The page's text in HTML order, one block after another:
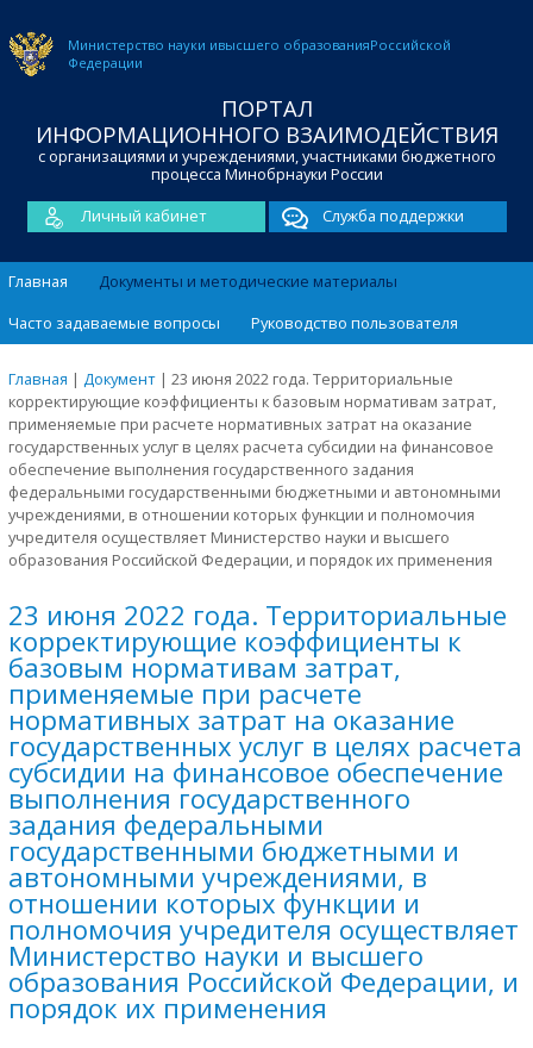
Министерство науки ивысшего образованияРоссийской
Федерации
ПОРТАЛ
ИНФОРМАЦИОННОГО ВЗАИМОДЕЙСТВИЯ
с организациями и учреждениями, участниками бюджетного
процесса Минобрнауки России
Личный кабинет
Служба поддержки
Главная
Документы и методические материалы
Часто задаваемые вопросы
Руководство пользователя
Главная | Документ | 23 июня 2022 года. Территориальные
корректирующие коэффициенты к базовым нормативам затрат,
применяемые при расчете нормативных затрат на оказание
государственных услуг в целях расчета субсидии на финансовое
обеспечение выполнения государственного задания
федеральными государственными бюджетными и автономными
учреждениями, в отношении которых функции и полномочия
учредителя осуществляет Министерство науки и высшего
образования Российской Федерации, и порядок их применения
23 июня 2022 года. Территориальные
корректирующие коэффициенты к
базовым нормативам затрат,
применяемые при расчете
нормативных затрат на оказание
государственных услуг в целях расчета
субсидии на финансовое обеспечение
выполнения государственного
задания федеральными
государственными бюджетными и
автономными учреждениями, в
отношении которых функции и
полномочия учредителя осуществляет
Министерство науки и высшего
образования Российской Федерации, и
порядок их применения